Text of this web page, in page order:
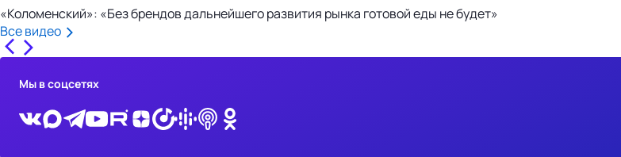
«Коломенский»: «Без брендов дальнейшего развития рынка готовой еды не будет»
Все видео
Мы в соцсетях